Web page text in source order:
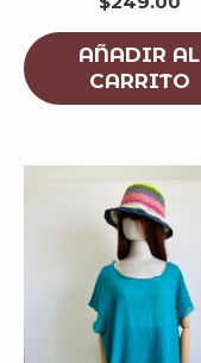
AÑADIR AL
CARRITO